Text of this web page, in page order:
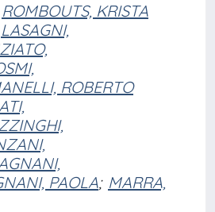
ROMBOUTS, KRISTA
LASAGNI,
ROBERTO
PAOLA; MARRA,